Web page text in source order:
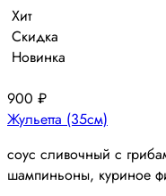
Хит
Скидка
Новинка
900 ₽
Жульетта (35см)
соус сливочный с
шампиньоны, куриное